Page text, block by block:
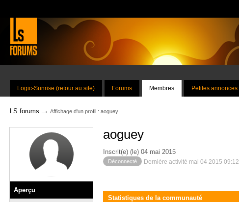
Logic-Sunrise (retour au site) Forums Membres Petites annonces
LS forums → Affichage d'un profil : aoguey
Aperçu
aoguey
Inscrit(e) (le) 04 mai 2015
Déconnecté Dernière activité mai 04 2015 09:12
Statistiques de la communauté